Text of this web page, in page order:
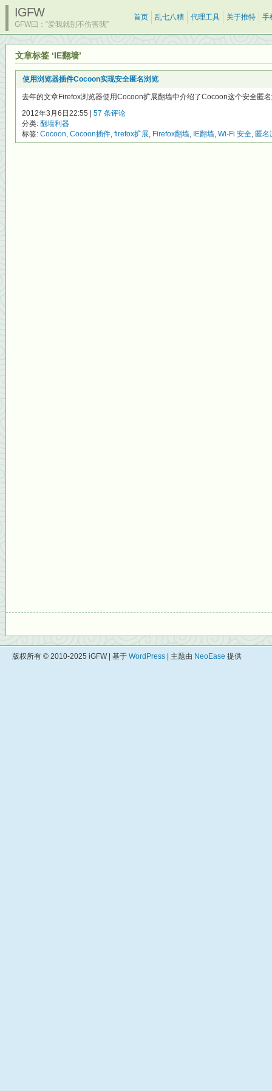
IGFW
GFW曰：“爱我就别不伤害我”
首页 乱七八糟 代理工具 关于推特 手
文章标签 ‘IE翻墙’
使用浏览器插件Cocoon实现安全匿名浏览
去年的文章Firefox浏览器使用Cocoon扩展翻墙中介绍了Cocoon这个安全匿
2012年3月6日22:55 | 57 条评论
分类: 翻墙利器
标签: Cocoon, Cocoon插件, firefox扩展, Firefox翻墙, IE翻墙, Wi-Fi 安全, 匿名
版权所有 © 2010-2025 iGFW | 基于 WordPress | 主题由 NeoEase 提供